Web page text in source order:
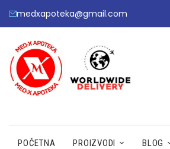
medxapoteka@gmail.com
POČETNA PROIZVODI BLOG